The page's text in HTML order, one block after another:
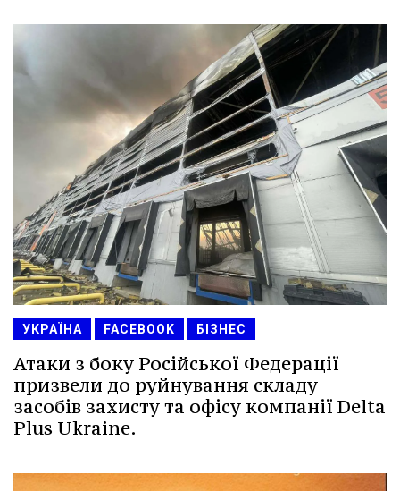
УКРАЇНА FACEBOOK БІЗНЕС
Атаки з боку Російської Федерації
призвели до руйнування складу
засобів захисту та офісу компанії Delta
Plus Ukraine.